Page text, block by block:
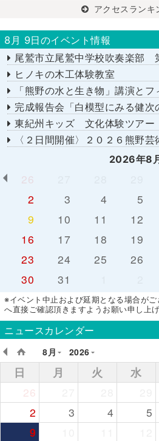
アクセスランキ
8月 9日のイベント情報
尾鷲市立尾鷲中学校吹奏楽部
ヒノキの木工体験教室
「熊野の水と生き物」講演とフ
完成報告会「白模型にみる健次の世界－『
東紀州キッズ 文化体験ツア
〈２日間開催〉２０２６熊野芸
2026年8
26
2
3 4 5
9
10 11 12
16
17 18 19
23
24 25 26
30
31
※イベント中止および延期となる場合が
へ直接ご確認頂きますようお願い申し上げ
ニュースカレンダー
8月
2026
日 月 火 水
26
2
3 4 5
9